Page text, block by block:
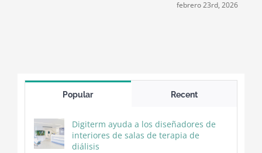
febrero 23rd, 2026
Popular Recent
Digiterm ayuda a los diseñadores de
interiores de salas de terapia de
diálisis